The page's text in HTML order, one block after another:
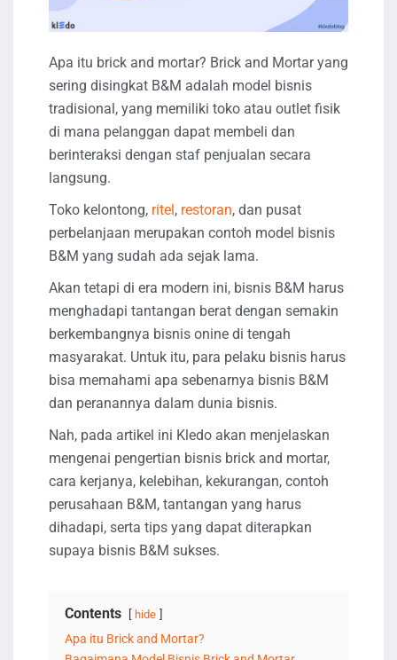
Apa itu brick and mortar? Brick and Mortar yang
sering disingkat B&M adalah model bisnis
tradisional, yang memiliki toko atau outlet fisik
di mana pelanggan dapat membeli dan
berinteraksi dengan staf penjualan secara
langsung.
Toko kelontong, ritel , restoran, dan pusat
perbelanjaan merupakan contoh model bisnis
B&M yang sudah ada sejak lama.
Akan tetapi di era modern ini, bisnis B&M harus
menghadapi tantangan berat dengan semakin
berkembangnya bisnis onine di tengah
masyarakat. Untuk itu, para pelaku bisnis harus
bisa memahami apa sebenarnya bisnis B&M
dan peranannya dalam dunia bisnis.
Nah, pada artikel ini Kledo akan menjelaskan
mengenai pengertian bisnis brick and mortar,
cara kerjanya, kelebihan, kekurangan, contoh
perusahaan B&M, tantangan yang harus
dihadapi, serta tips yang dapat diterapkan
supaya bisnis B&M sukses.
Contents hide
Apa itu Brick and Mortar?